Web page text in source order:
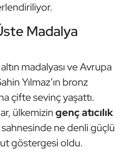
Madalya
madalyası ve Avrupa
Yılmaz’ın bronz
çifte sevinç yaşattı.
ülkemizingenç atıcılık
ne denli güçlü
göstergesi oldu.